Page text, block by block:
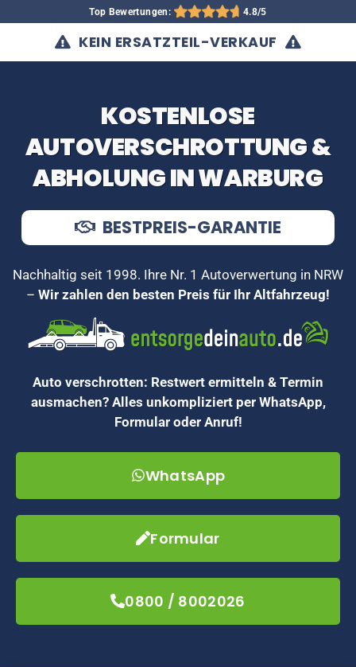
Top Bewertungen: 4.8/5
KEIN ERSATZTEIL-VERKAUF
KOSTENLOSE
AUTOVERSCHROTTUNG &
ABHOLUNG IN WARBURG
BESTPREIS-GARANTIE
Nachhaltig seit 1998. Ihre Nr. 1 Autoverwertung in NRW
– Wir zahlen den besten Preis für Ihr Altfahrzeug!
Auto verschrotten: Restwert ermitteln & Termin
ausmachen? Alles unkompliziert per WhatsApp,
Formular oder Anruf!
WhatsApp
Formular
0800 / 8002026